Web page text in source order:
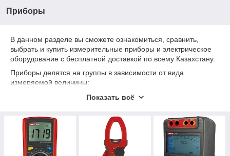
Приборы
В данном разделе вы сможете ознакомиться, сравнить,
выбрать и купить измерительные приборы и электрическое
оборудование с бесплатной доставкой по всему Казахстану.
Приборы делятся на группы в зависимости от вида
измеряемой величины:
1. Приборы для измерения электрических величин
напряжение, электрическое сопротивление, электрическая
емкость, индуктивность, параметры УЗО, сопротивление
изоляции, контур заземления и другие электрические
параметры). В этой группе представлены мультиметры,
Показать всё